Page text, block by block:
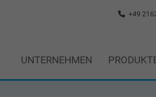
+49
UNTERNEHMEN